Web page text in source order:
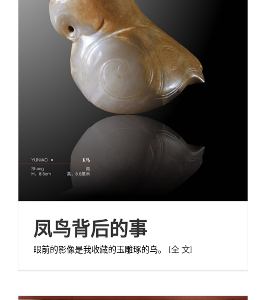
凤鸟背后的事
眼前的影像是我收藏的玉雕琢的鸟。 [全 文]